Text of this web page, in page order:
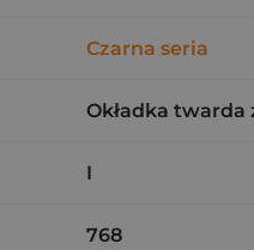
Czarna seria
Okładka twarda
I
768